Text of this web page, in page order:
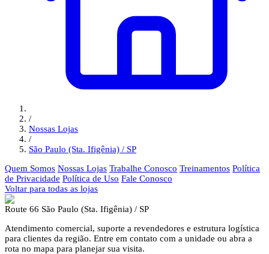
/
Nossas Lojas
/
São Paulo (Sta. Ifigênia) / SP
Quem Somos Nossas Lojas Trabalhe Conosco Treinamentos Política
de Privacidade Política de Uso Fale Conosco
Voltar para todas as lojas
Route 66 São Paulo (Sta. Ifigênia) / SP
Atendimento comercial, suporte a revendedores e estrutura logística
para clientes da região. Entre em contato com a unidade ou abra a
rota no mapa para planejar sua visita.